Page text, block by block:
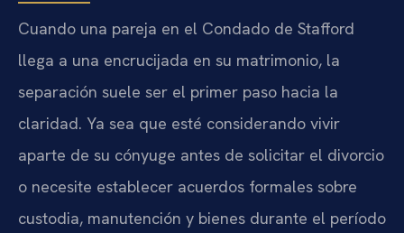
Cuando una pareja en el Condado de Stafford
llega a una encrucijada en su matrimonio, la
separación suele ser el primer paso hacia la
claridad. Ya sea que esté considerando vivir
aparte de su cónyuge antes de solicitar el divorcio
o necesite establecer acuerdos formales sobre
custodia, manutención y bienes durante el período